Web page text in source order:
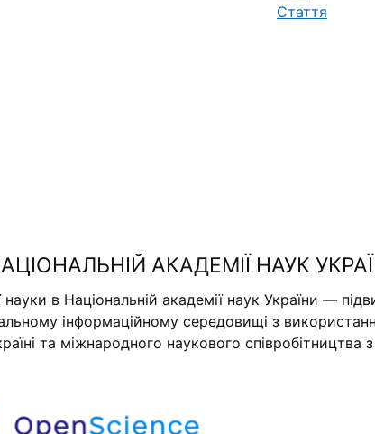
Стаття
АКАДЕМІЇ НАУК
в Національній академії наук України —
інформаційному середовищі з
та міжнародного наукового